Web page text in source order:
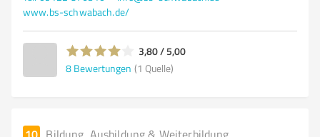
www.bs-schwabach.de/
3,80 / 5,00
8 Bewertungen (1 Quelle)